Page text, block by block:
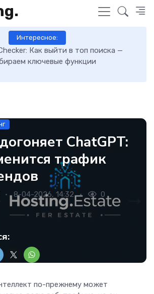
Интересное:
Как включить GZIP-сжатие в
загрузку сайта: пошаговая
ChatGPT:
трафик
8-04-2026, 14:32
0
по-прежнему может